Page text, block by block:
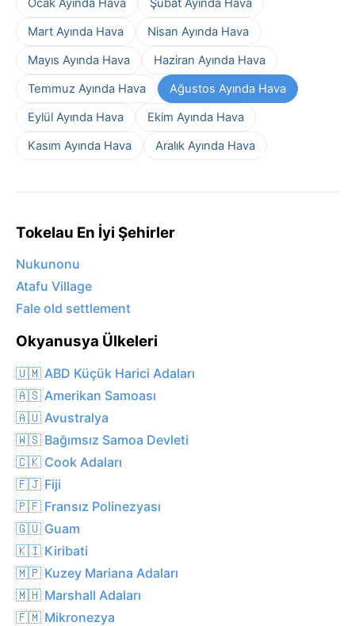
Ocak Ayında Hava
Şubat Ayında Hava
Mart Ayında Hava
Nisan Ayında Hava
Mayıs Ayında Hava
Haziran Ayında Hava
Temmuz Ayında Hava
Ağustos Ayında Hava
Eylül Ayında Hava
Ekim Ayında Hava
Kasım Ayında Hava
Aralık Ayında Hava
Tokelau En İyi Şehirler
Nukunonu
Atafu Village
Fale old settlement
Okyanusya Ülkeleri
🇺🇲 ABD Küçük Harici Adaları
🇦🇸 Amerikan Samoası
🇦🇺 Avustralya
🇼🇸 Bağımsız Samoa Devleti
🇨🇰 Cook Adaları
🇫🇯 Fiji
🇵🇫 Fransız Polinezyası
🇬🇺 Guam
🇰🇮 Kiribati
🇲🇵 Kuzey Mariana Adaları
🇲🇭 Marshall Adaları
🇫🇲 Mikronezya